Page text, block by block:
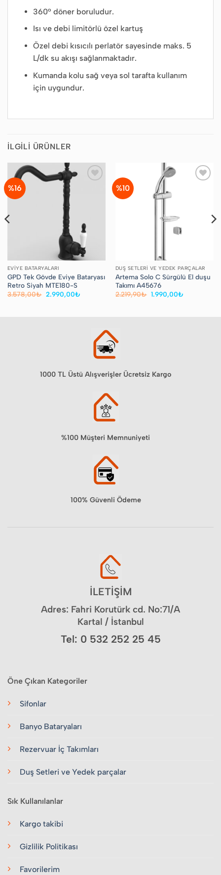
360° döner boruludur.
Isı ve debi limitörlü özel kartuş
Özel debi kısıcılı perlatör sayesinde maks. 5
L/dk su akışı sağlanmaktadır.
Kumanda kolu sağ veya sol tarafta kullanım
için uygundur.
İLGILI ÜRÜNLER
%16
EVIYE BATARYALARI
GPD Tek Gövde Eviye Bataryası
Retro Siyah MTE180-S
3.578,00₺ Orijinal
2.990,00₺
%10
DUŞ SETLERI VE YEDEK PARÇALAR
Artema Solo C Sürgülü El duşu
Takımı A45676
2.219,90₺ Orijinal
1.990,00₺
1000 TL Üstü Alışverişler Ücretsiz Kargo
%100 Müşteri Memnuniyeti
100% Güvenli Ödeme
İLETİŞİM
Adres: Fahri Korutürk cd. No:71/A
Kartal / İstanbul
Tel: 0 532 252 25 45
Öne Çıkan Kategoriler
Sifonlar
Banyo Bataryaları
Rezervuar İç Takımları
Duş Setleri ve Yedek parçalar
Sık Kullanılanlar
Kargo takibi
Gizlilik Politikası
Favorilerim